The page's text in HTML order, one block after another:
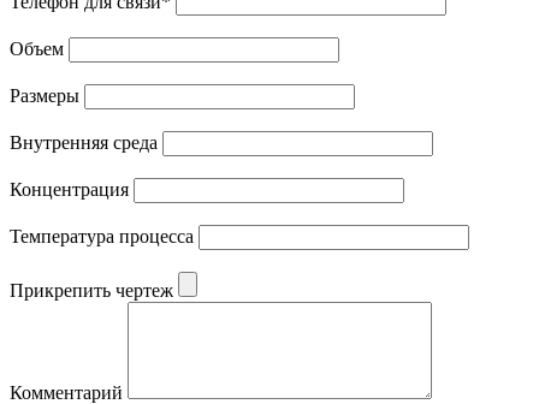
Объем
Размеры
Внутренняя среда
Концентрация
Температура процесса
Прикрепить чертеж
Комментарий